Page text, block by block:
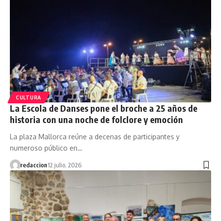
CULTURA
La Escola de Danses pone el broche a 25 años de
historia con una noche de folclore y emoción
La plaza Mallorca reúne a decenas de participantes y
numeroso público en…
redaccion12 julio, 2026